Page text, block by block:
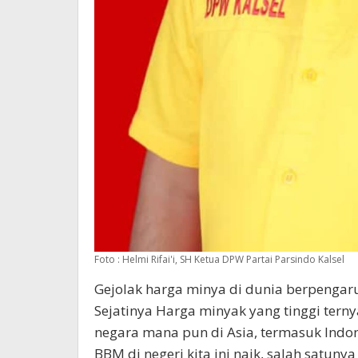
Foto : Helmi Rifai'i, SH Ketua DPW Partai Parsindo Kalsel
Gejolak harga minya di dunia
Sejatinya Harga minyak yang tinggi
negara mana pun di Asia, termasuk
BBM di negeri kita ini naik, salah